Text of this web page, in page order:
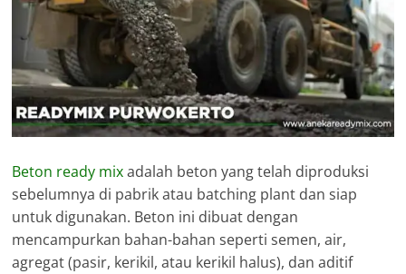
Beton ready mixadalah beton yang telah diproduksi
sebelumnya di pabrik atau batching plant dan siap
untuk digunakan. Beton ini dibuat dengan
mencampurkan bahan-bahan seperti semen, air,
agregat (pasir, kerikil, atau kerikil halus), dan aditif